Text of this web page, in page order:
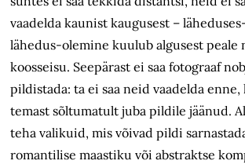
vaadelda kaunist kaugusest –
lähedus-olemine kuulub algusest peale
koosseisu. Seepärast ei saa fotograaf
pildistada: ta ei saa neid vaadelda
temast sõltumatult juba pildile jäänud.
teha valikuid, mis võivad pildi
romantilise maastiku või abstraktse